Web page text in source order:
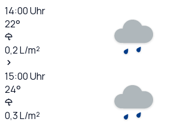
14:00Uhr
22°
0,2L/m²
15:00Uhr
24°
0,3L/m²